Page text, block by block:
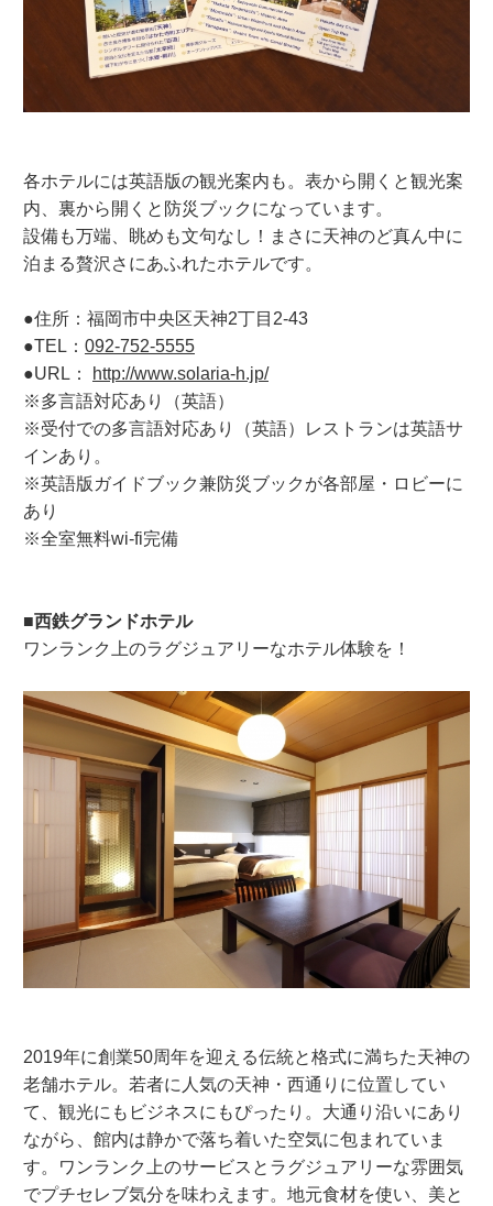
各ホテルには英語版の観光案内も。表から開くと観光案
内、裏から開くと防災ブックになっています。
設備も万端、眺めも文句なし！まさに天神のど真ん中に
泊まる贅沢さにあふれたホテルです。
●住所：福岡市中央区天神2丁目2-43
●TEL： 092-752-5555
●URL：
http://www.solaria-h.jp/
※多言語対応あり（英語）
※受付での多言語対応あり（英語）レストランは英語サ
インあり。
※英語版ガイドブック兼防災ブックが各部屋・ロビーに
あり
※全室無料wi-fi完備
■西鉄グランドホテル
ワンランク上のラグジュアリーなホテル体験を！
2019年に創業50周年を迎える伝統と格式に満ちた天神の
老舗ホテル。若者に人気の天神・西通りに位置してい
て、観光にもビジネスにもぴったり。大通り沿いにあり
ながら、館内は静かで落ち着いた空気に包まれていま
す。ワンランク上のサービスとラグジュアリーな雰囲気
でプチセレブ気分を味わえます。地元食材を使い、美と